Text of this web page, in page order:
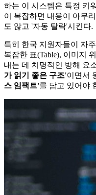
하는 이 시스템은 특정 키
이 복잡하면 내용이 아무
도 않고 '자동 탈락'시킨다.
특히 한국 지원자들이 자
복잡한 표(Table), 이미지
내는 데 치명적인 방해 요
가 읽기 좋은 구조'​이면서
스 임팩트'​를 담고 있어야